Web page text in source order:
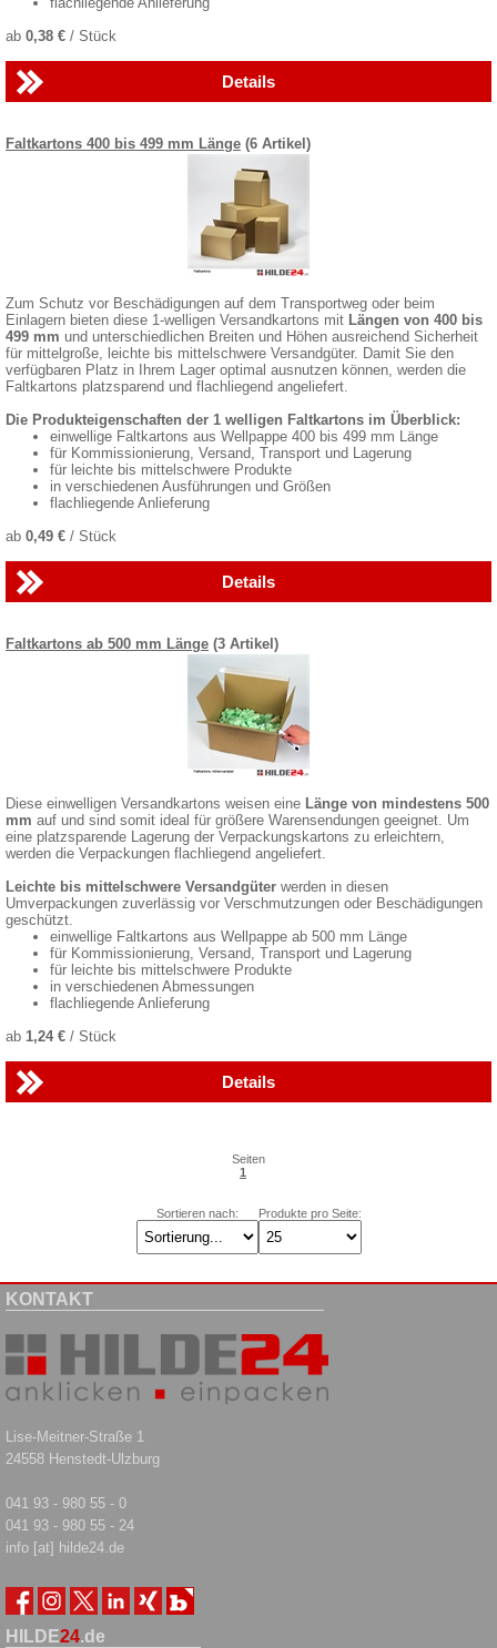
ab 0,38 € / Stück
Details
Faltkartons 400 bis 499 mm Länge (6 Artikel)
Zum Schutz vor Beschädigungen auf dem Transportweg oder beim
Einlagern bieten diese 1-welligen Versandkartons mit Längen von 400 bis
499 mm und unterschiedlichen Breiten und Höhen ausreichend Sicherheit
für mittelgroße, leichte bis mittelschwere Versandgüter. Damit Sie den
verfügbaren Platz in Ihrem Lager optimal ausnutzen können, werden die
Faltkartons platzsparend und flachliegend angeliefert.
Die Produkteigenschaften der 1 welligen Faltkartons im Überblick:
einwellige Faltkartons aus Wellpappe 400 bis 499 mm Länge
für Kommissionierung, Versand, Transport und Lagerung
für leichte bis mittelschwere Produkte
in verschiedenen Ausführungen und Größen
flachliegende Anlieferung
ab 0,49 € / Stück
Details
Faltkartons ab 500 mm Länge (3 Artikel)
Diese einwelligen Versandkartons weisen eine Länge von mindestens 500
mm auf und sind somit ideal für größere Warensendungen geeignet. Um
eine platzsparende Lagerung der Verpackungskartons zu erleichtern,
werden die Verpackungen flachliegend angeliefert.
Leichte bis mittelschwere Versandgüter werden in diesen
Umverpackungen zuverlässig vor Verschmutzungen oder Beschädigungen
geschützt.
einwellige Faltkartons aus Wellpappe ab 500 mm Länge
für Kommissionierung, Versand, Transport und Lagerung
für leichte bis mittelschwere Produkte
in verschiedenen Abmessungen
flachliegende Anlieferung
ab 1,24 € / Stück
Details
Seiten
1
Sortieren nach: Produkte pro Seite:
KONTAKT
Lise-Meitner-Straße 1
24558 Henstedt-Ulzburg
041 93 - 980 55 - 0
041 93 - 980 55 - 24
info [at] hilde24.de
HILDE24.de